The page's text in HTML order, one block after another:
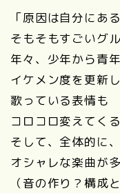
「原因は自分にあ
そもそもすごいグ
年々、少年から青
イケメン度を更新
歌っている表情も
コロコロ変えてく
そして、全体的に、
オシャレな楽曲が
（音の作り？構成